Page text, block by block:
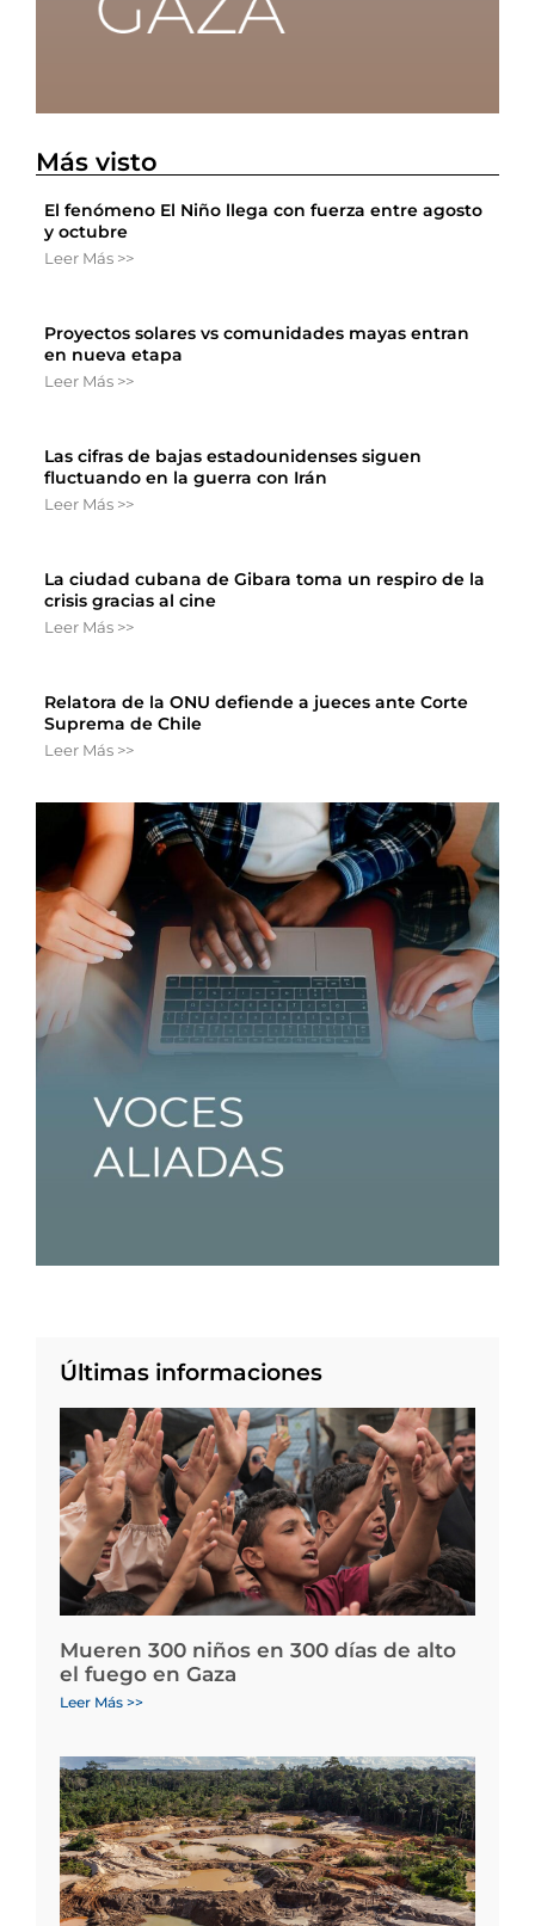
Más visto
El fenómeno El Niño llega con fuerza entre agosto
y octubre
Leer Más >>
Proyectos solares vs comunidades mayas entran
en nueva etapa
Leer Más >>
Las cifras de bajas estadounidenses siguen
fluctuando en la guerra con Irán
Leer Más >>
La ciudad cubana de Gibara toma un respiro de la
crisis gracias al cine
Leer Más >>
Relatora de la ONU defiende a jueces ante Corte
Suprema de Chile
Leer Más >>
Últimas informaciones
Mueren 300 niños en 300 días de alto
el fuego en Gaza
Leer Más >>